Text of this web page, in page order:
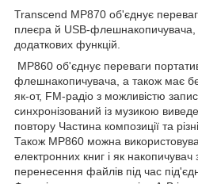
Transcend MP870 об'єднує
плеєра й USB-флешнакопичувача,
додаткових функцій.
MP860 об'єднує переваги
флешнакопичувача, а також має
як-от, FM-радіо з можливістю
синхронізований із музикою
повтору Частина композиції та
Також MP860 можна
електронних книг і як
перенесення файлів під час